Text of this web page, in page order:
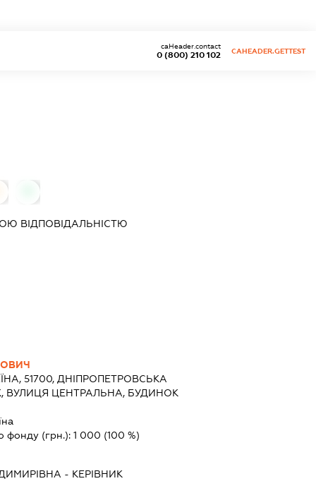
0 (800) 210 102
caHeader.contact
CAHEADER.GETTEST
ВІДПОВІДАЛЬНІСТЮ
51700, ДНІПРОПЕТРОВСЬКА
ВУЛИЦЯ ЦЕНТРАЛЬНА, БУДИНОК
фонду (грн.):1 000 (100 %)
- КЕРІВНИК